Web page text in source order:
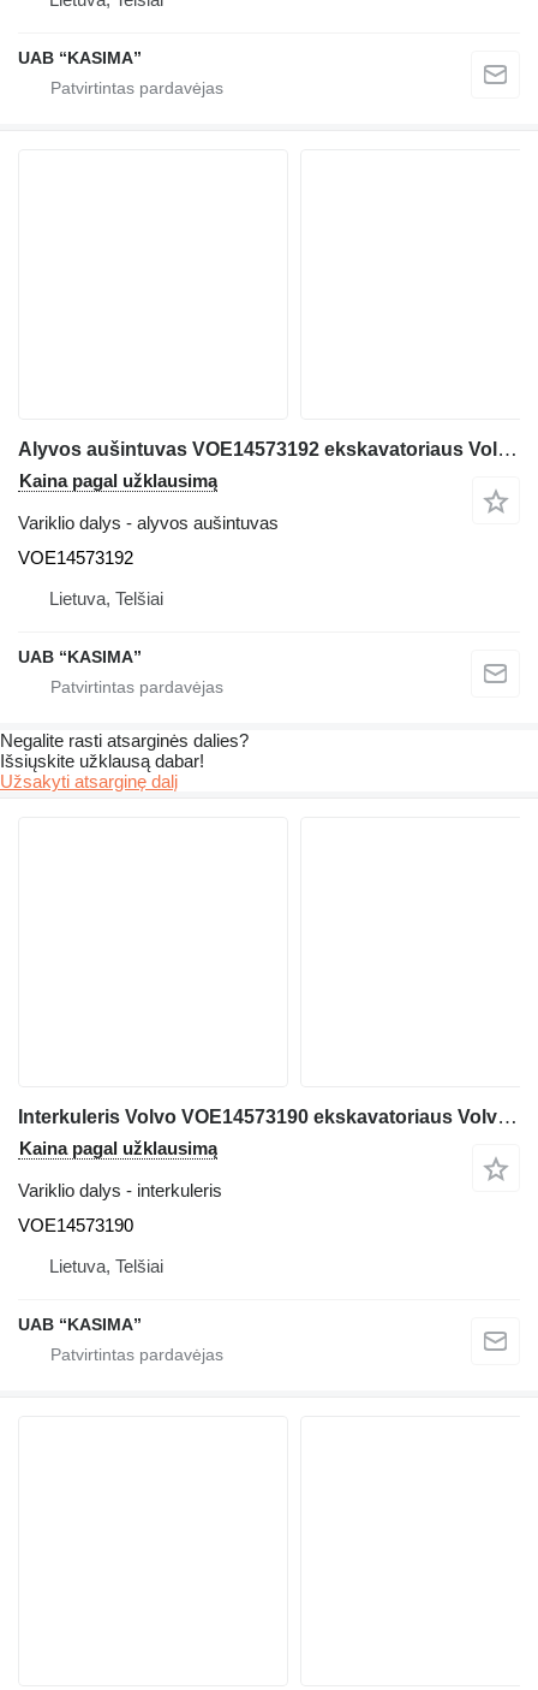
UAB “KASIMA”
Alyvos aušintuvas VOE14573192 ekskavatoriaus Volvo EW230C
Kaina pagal užklausimą
Variklio dalys - alyvos aušintuvas
VOE14573192
Lietuva, Telšiai
UAB “KASIMA”
Negalite rasti atsarginės dalies?
Išsiųskite užklausą dabar!
Užsakyti atsarginę dalį
Interkuleris Volvo VOE14573190 ekskavatoriaus Volvo EW230C
Kaina pagal užklausimą
Variklio dalys - interkuleris
VOE14573190
Lietuva, Telšiai
UAB “KASIMA”